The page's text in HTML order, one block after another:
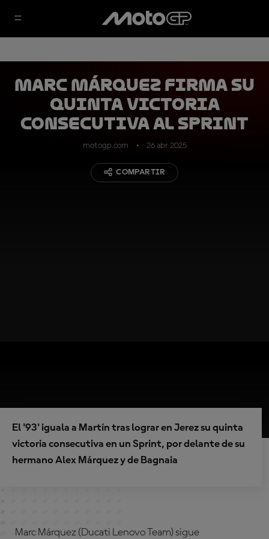
Marc Márquez firma su
quinta victoria
consecutiva al Sprint
motogp.com 26 abr 2025
COMPARTIR
El '93' iguala a Martín tras lograr en Jerez su quinta
victoria consecutiva en un Sprint, por delante de su
hermano Alex Márquez y de Bagnaia
Marc Márquez (Ducati Lenovo Team) sigue